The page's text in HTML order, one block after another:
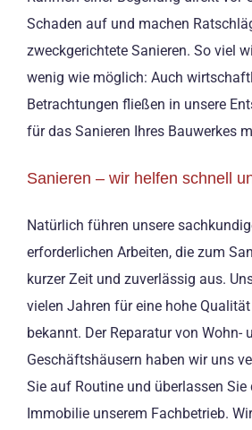
Schaden auf und machen
zweckgerichtete Sanieren. So viel
wenig wie möglich: Auch
Betrachtungen fließen in unsere
für das Sanieren Ihres Bauwerkes
Sanieren – wir helfen schnell
Natürlich führen unsere
erforderlichen Arbeiten, die zum
kurzer Zeit und zuverlässig aus.
vielen Jahren für eine hohe
bekannt. Der Reparatur von Wohn-
Geschäftshäusern haben wir uns
Sie auf Routine und überlassen Sie
Immobilie unserem Fachbetrieb.